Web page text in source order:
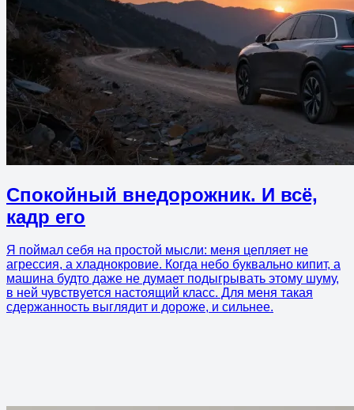
Спокойный внедорожник. И всё,
кадр его
Я поймал себя на простой мысли: меня цепляет не
агрессия, а хладнокровие. Когда небо буквально кипит, а
машина будто даже не думает подыгрывать этому шуму,
в ней чувствуется настоящий класс. Для меня такая
сдержанность выглядит и дороже, и сильнее.